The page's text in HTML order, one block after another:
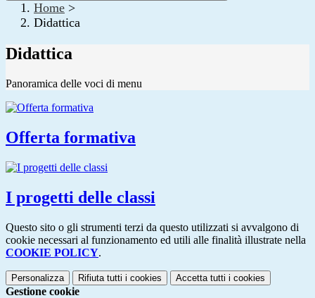
Home >
Didattica
Didattica
Panoramica delle voci di menu
Offerta formativa
I progetti delle classi
Questo sito o gli strumenti terzi da questo utilizzati si avvalgono di
cookie necessari al funzionamento ed utili alle finalità illustrate nella
COOKIE POLICY.
Personalizza Rifiuta tutti i cookies Accetta tutti i cookies
Gestione cookie